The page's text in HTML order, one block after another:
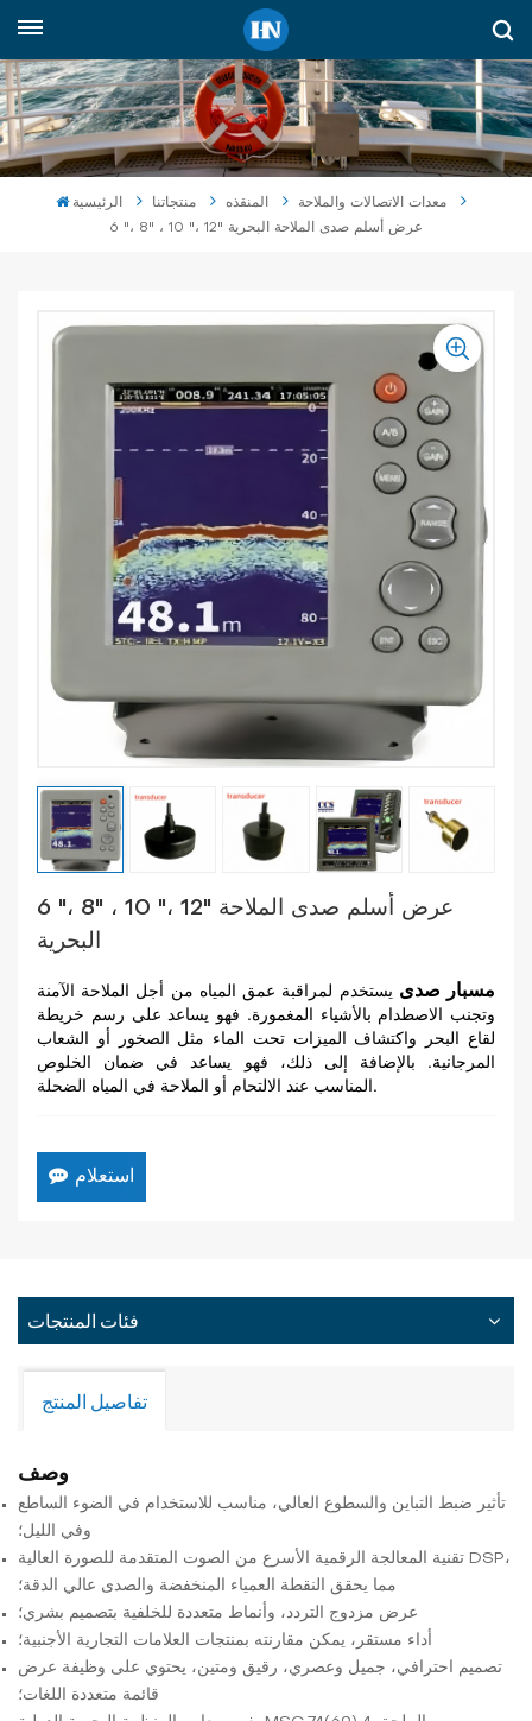
العربية
English
русский
español
الرئيسية منتجاتنا المنقذه
معدات الاتصالات والملاحة
6 "، 8" ، 10 "، 12" عرض أسلم صدى الملاحة البحرية
6 "، 8" ، 10 "، 12" عرض أسلم صدى الملاحة
البحرية
مسبار صدى يستخدم لمراقبة عمق المياه من أجل الملاحة الآمنة
وتجنب الاصطدام بالأشياء المغمورة. فهو يساعد على رسم خريطة
لقاع البحر واكتشاف الميزات تحت الماء مثل الصخور أو الشعاب
المرجانية. بالإضافة إلى ذلك، فهو يساعد في ضمان الخلوص
المناسب عند الالتحام أو الملاحة في المياه الضحلة.
استعلام
فئات المنتجات
تفاصيل المنتج
وصف
تأثير ضبط التباين والسطوع العالي، مناسب للاستخدام في الضوء الساطع
وفي الليل؛
تقنية المعالجة الرقمية الأسرع من الصوت المتقدمة للصورة العالية DSP،
مما يحقق النقطة العمياء المنخفضة والصدى عالي الدقة؛
عرض مزدوج التردد، وأنماط متعددة للخلفية بتصميم بشري؛
أداء مستقر، يمكن مقارنته بمنتجات العلامات التجارية الأجنبية؛
تصميم احترافي، جميل وعصري، رقيق ومتين، يحتوي على وظيفة عرض
قائمة متعددة اللغات؛